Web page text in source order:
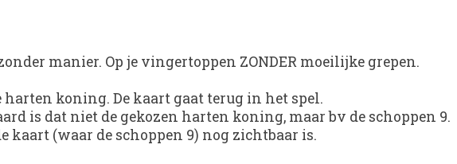
manier. Op je vingertoppen ZONDER moeilijke grepen.
koning. De kaart gaat terug in het spel.
is dat niet de gekozen harten koning, maar bv de schoppen 9.
kaart (waar de schoppen 9) nog zichtbaar is.